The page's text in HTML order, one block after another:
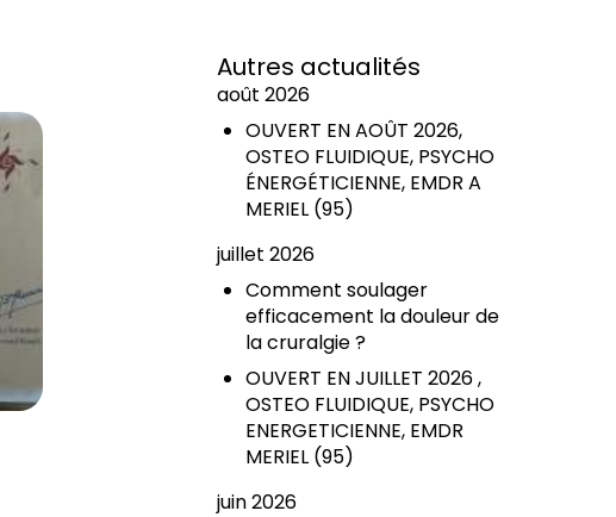
Autres actualités
août 2026
OUVERT EN AOÛT 2026,
OSTEO FLUIDIQUE, PSYCHO
ÉNERGÉTICIENNE, EMDR A
MERIEL (95)
juillet 2026
Comment soulager
efficacement la douleur de
la cruralgie ?
OUVERT EN JUILLET 2026 ,
OSTEO FLUIDIQUE, PSYCHO
ENERGETICIENNE, EMDR
MERIEL (95)
juin 2026